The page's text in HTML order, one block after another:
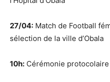
27/04: Match de Football
sélection de la ville d’Obala
10h: Cérémonie protocolaire